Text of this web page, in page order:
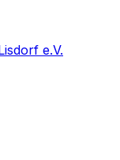
e.V.